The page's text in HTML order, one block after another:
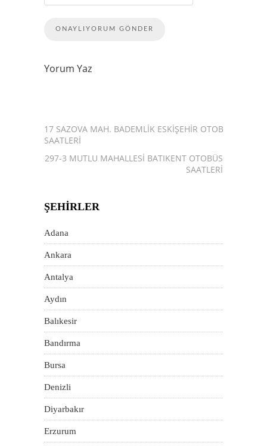
Yorum Yaz
17 SAZOVA MAH. BADEMLIK ESKIŞEHIR OTOBÜS
SAATLERI
297-3 MUTLU MAHALLESI BATIKENT OTOBÜS
SAATLERI
ŞEHIRLER
Adana
Ankara
Antalya
Aydın
Balıkesir
Bandırma
Bursa
Denizli
Diyarbakır
Erzurum